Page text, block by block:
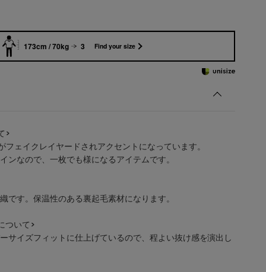
173cm / 70kg 3 Find your size
>
ェイクレイヤードされアクセントになっています。
ンなので、一枚でも様になるアイテムです。
組織です。保温性のある裏起毛素材になります。
ついて>
サイズフィットに仕上げているので、程よい抜け感を演出し